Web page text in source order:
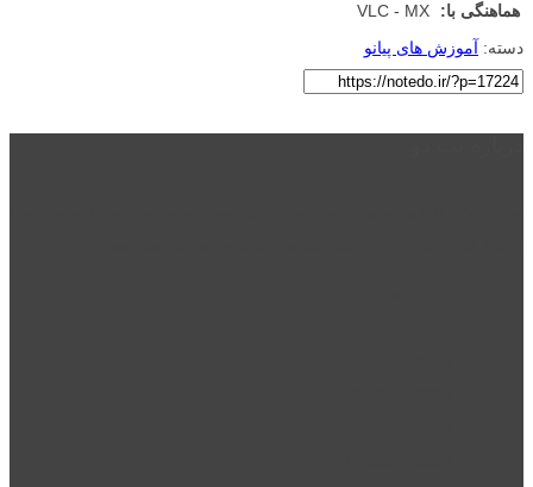
هماهنگی با:
VLC - MX
دسته: آموزش های پیانو